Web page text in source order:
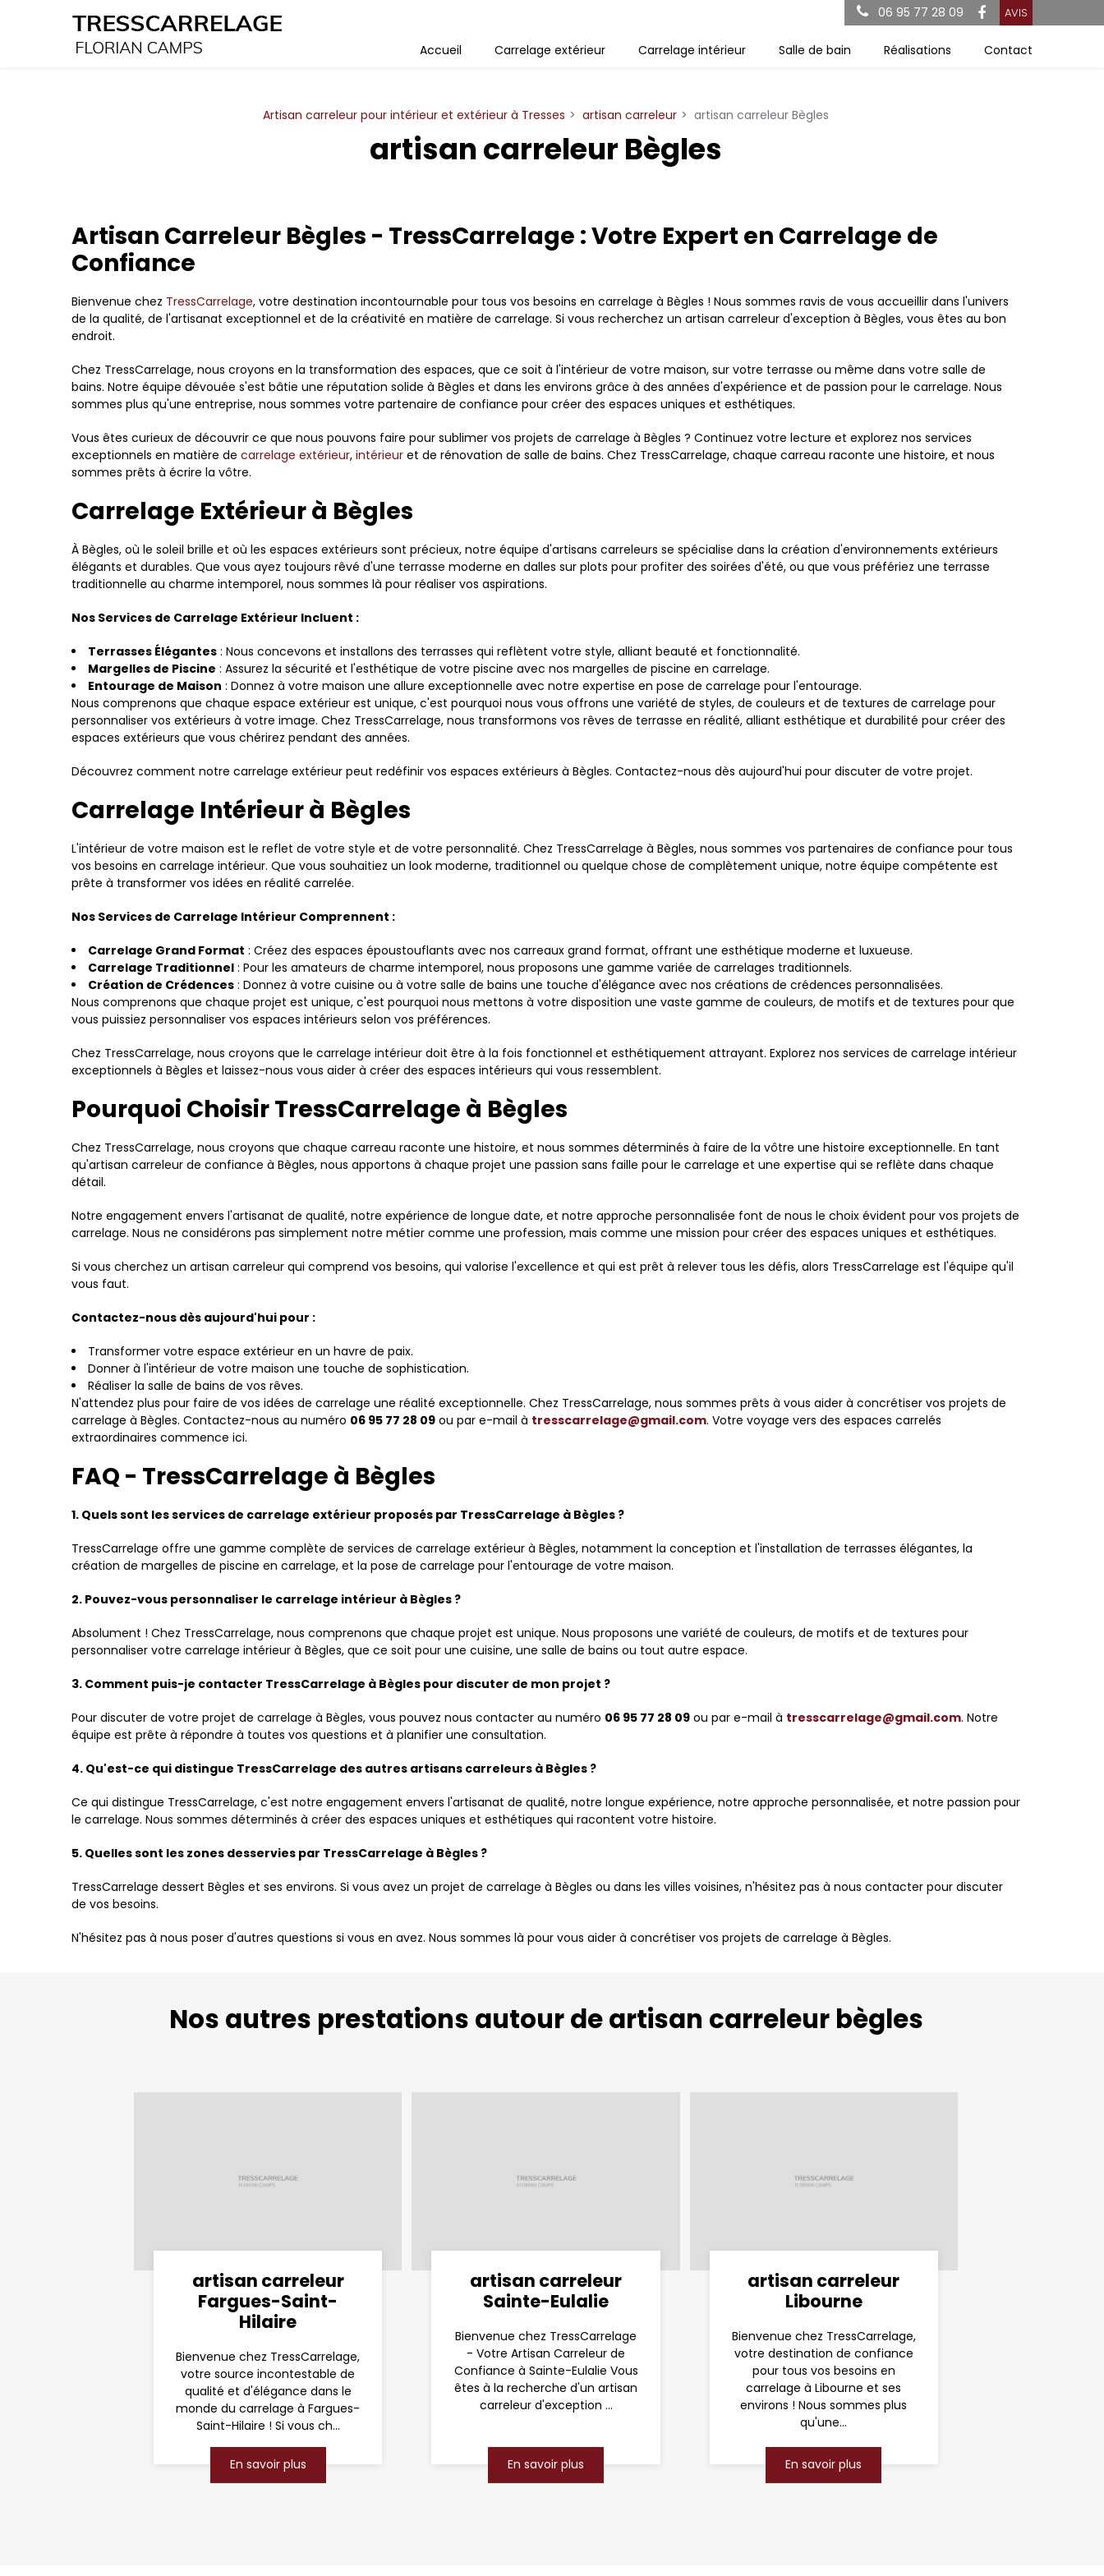
06 95 77 28 09 AVIS
Accueil Carrelage extérieur Carrelage intérieur Salle de bain Réalisations Contact
Artisan carreleur pour intérieur et extérieur à Tresses artisan carreleur artisan carreleur Bègles
artisan carreleur Bègles
Artisan Carreleur Bègles - TressCarrelage : Votre Expert en Carrelage de
Confiance
Bienvenue chez TressCarrelage, votre destination incontournable pour tous vos besoins en carrelage à Bègles ! Nous sommes ravis de vous accueillir dans l'univers
de la qualité, de l'artisanat exceptionnel et de la créativité en matière de carrelage. Si vous recherchez un artisan carreleur d'exception à Bègles, vous êtes au bon
endroit.
Chez TressCarrelage, nous croyons en la transformation des espaces, que ce soit à l'intérieur de votre maison, sur votre terrasse ou même dans votre salle de
bains. Notre équipe dévouée s'est bâtie une réputation solide à Bègles et dans les environs grâce à des années d'expérience et de passion pour le carrelage. Nous
sommes plus qu'une entreprise, nous sommes votre partenaire de confiance pour créer des espaces uniques et esthétiques.
Vous êtes curieux de découvrir ce que nous pouvons faire pour sublimer vos projets de carrelage à Bègles ? Continuez votre lecture et explorez nos services
exceptionnels en matière de carrelage extérieur, intérieur et de rénovation de salle de bains. Chez TressCarrelage, chaque carreau raconte une histoire, et nous
sommes prêts à écrire la vôtre.
Carrelage Extérieur à Bègles
À Bègles, où le soleil brille et où les espaces extérieurs sont précieux, notre équipe d'artisans carreleurs se spécialise dans la création d'environnements extérieurs
élégants et durables. Que vous ayez toujours rêvé d'une terrasse moderne en dalles sur plots pour profiter des soirées d'été, ou que vous préfériez une terrasse
traditionnelle au charme intemporel, nous sommes là pour réaliser vos aspirations.
Nos Services de Carrelage Extérieur Incluent :
Terrasses Élégantes : Nous concevons et installons des terrasses qui reflètent votre style, alliant beauté et fonctionnalité.
Margelles de Piscine : Assurez la sécurité et l'esthétique de votre piscine avec nos margelles de piscine en carrelage.
Entourage de Maison : Donnez à votre maison une allure exceptionnelle avec notre expertise en pose de carrelage pour l'entourage.
Nous comprenons que chaque espace extérieur est unique, c'est pourquoi nous vous offrons une variété de styles, de couleurs et de textures de carrelage pour
personnaliser vos extérieurs à votre image. Chez TressCarrelage, nous transformons vos rêves de terrasse en réalité, alliant esthétique et durabilité pour créer des
espaces extérieurs que vous chérirez pendant des années.
Découvrez comment notre carrelage extérieur peut redéfinir vos espaces extérieurs à Bègles. Contactez-nous dès aujourd'hui pour discuter de votre projet.
Carrelage Intérieur à Bègles
L'intérieur de votre maison est le reflet de votre style et de votre personnalité. Chez TressCarrelage à Bègles, nous sommes vos partenaires de confiance pour tous
vos besoins en carrelage intérieur. Que vous souhaitiez un look moderne, traditionnel ou quelque chose de complètement unique, notre équipe compétente est
prête à transformer vos idées en réalité carrelée.
Nos Services de Carrelage Intérieur Comprennent :
Carrelage Grand Format : Créez des espaces époustouflants avec nos carreaux grand format, offrant une esthétique moderne et luxueuse.
Carrelage Traditionnel : Pour les amateurs de charme intemporel, nous proposons une gamme variée de carrelages traditionnels.
Création de Crédences : Donnez à votre cuisine ou à votre salle de bains une touche d'élégance avec nos créations de crédences personnalisées.
Nous comprenons que chaque projet est unique, c'est pourquoi nous mettons à votre disposition une vaste gamme de couleurs, de motifs et de textures pour que
vous puissiez personnaliser vos espaces intérieurs selon vos préférences.
Chez TressCarrelage, nous croyons que le carrelage intérieur doit être à la fois fonctionnel et esthétiquement attrayant. Explorez nos services de carrelage intérieur
exceptionnels à Bègles et laissez-nous vous aider à créer des espaces intérieurs qui vous ressemblent.
Pourquoi Choisir TressCarrelage à Bègles
Chez TressCarrelage, nous croyons que chaque carreau raconte une histoire, et nous sommes déterminés à faire de la vôtre une histoire exceptionnelle. En tant
qu'artisan carreleur de confiance à Bègles, nous apportons à chaque projet une passion sans faille pour le carrelage et une expertise qui se reflète dans chaque
détail.
Notre engagement envers l'artisanat de qualité, notre expérience de longue date, et notre approche personnalisée font de nous le choix évident pour vos projets de
carrelage. Nous ne considérons pas simplement notre métier comme une profession, mais comme une mission pour créer des espaces uniques et esthétiques.
Si vous cherchez un artisan carreleur qui comprend vos besoins, qui valorise l'excellence et qui est prêt à relever tous les défis, alors TressCarrelage est l'équipe qu'il
vous faut.
Contactez-nous dès aujourd'hui pour :
Transformer votre espace extérieur en un havre de paix.
Donner à l'intérieur de votre maison une touche de sophistication.
Réaliser la salle de bains de vos rêves.
N'attendez plus pour faire de vos idées de carrelage une réalité exceptionnelle. Chez TressCarrelage, nous sommes prêts à vous aider à concrétiser vos projets de
carrelage à Bègles. Contactez-nous au numéro 06 95 77 28 09 ou par e-mail à tresscarrelage@gmail.com. Votre voyage vers des espaces carrelés
extraordinaires commence ici.
FAQ - TressCarrelage à Bègles
1. Quels sont les services de carrelage extérieur proposés par TressCarrelage à Bègles ?
TressCarrelage offre une gamme complète de services de carrelage extérieur à Bègles, notamment la conception et l'installation de terrasses élégantes, la
création de margelles de piscine en carrelage, et la pose de carrelage pour l'entourage de votre maison.
2. Pouvez-vous personnaliser le carrelage intérieur à Bègles ?
Absolument ! Chez TressCarrelage, nous comprenons que chaque projet est unique. Nous proposons une variété de couleurs, de motifs et de textures pour
personnaliser votre carrelage intérieur à Bègles, que ce soit pour une cuisine, une salle de bains ou tout autre espace.
3. Comment puis-je contacter TressCarrelage à Bègles pour discuter de mon projet ?
Pour discuter de votre projet de carrelage à Bègles, vous pouvez nous contacter au numéro 06 95 77 28 09 ou par e-mail à tresscarrelage@gmail.com. Notre
équipe est prête à répondre à toutes vos questions et à planifier une consultation.
4. Qu'est-ce qui distingue TressCarrelage des autres artisans carreleurs à Bègles ?
Ce qui distingue TressCarrelage, c'est notre engagement envers l'artisanat de qualité, notre longue expérience, notre approche personnalisée, et notre passion pour
le carrelage. Nous sommes déterminés à créer des espaces uniques et esthétiques qui racontent votre histoire.
5. Quelles sont les zones desservies par TressCarrelage à Bègles ?
TressCarrelage dessert Bègles et ses environs. Si vous avez un projet de carrelage à Bègles ou dans les villes voisines, n'hésitez pas à nous contacter pour discuter
de vos besoins.
N'hésitez pas à nous poser d'autres questions si vous en avez. Nous sommes là pour vous aider à concrétiser vos projets de carrelage à Bègles.
Nos autres prestations autour de artisan carreleur bègles
artisan carreleur
Fargues-Saint-
Hilaire
Bienvenue chez TressCarrelage,
votre source incontestable de
qualité et d'élégance dans le
monde du carrelage à Fargues-
Saint-Hilaire ! Si vous ch...
En savoir plus
artisan carreleur
Sainte-Eulalie
Bienvenue chez TressCarrelage
- Votre Artisan Carreleur de
Confiance à Sainte-Eulalie Vous
êtes à la recherche d'un artisan
carreleur d'exception ...
En savoir plus
artisan carreleur
Libourne
Bienvenue chez TressCarrelage,
votre destination de confiance
pour tous vos besoins en
carrelage à Libourne et ses
environs ! Nous sommes plus
qu'une...
En savoir plus